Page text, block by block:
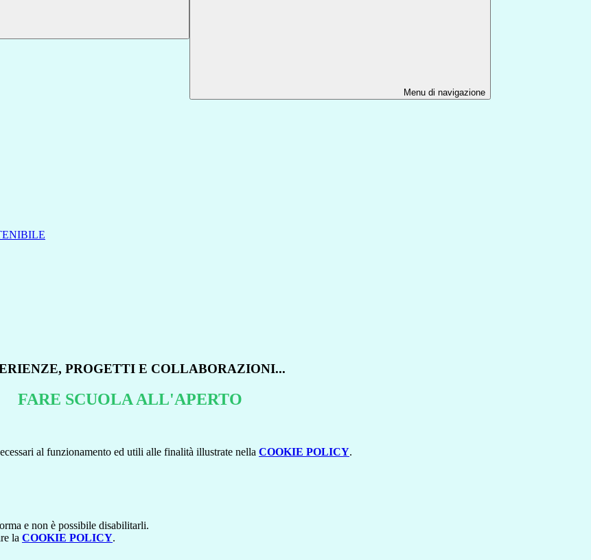
Menu di navigazione
PROGETTI E COLLABORAZIONI...
FARE SCUOLA ALL'APERTO
al funzionamento ed utili alle finalità illustrate nella COOKIE POLICY.
e non è possibile disabilitarli.
la COOKIE POLICY.